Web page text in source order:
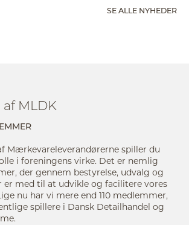
SE ALLE NYHEDER
MLDK
Mærkevareleverandørerne spiller du
i foreningens virke. Det er nemlig
der gennem bestyrelse, udvalg og
er med til at udvikle og facilitere vores
nu har vi mere end 110 medlemmer,
spillere i Dansk Detailhandel og